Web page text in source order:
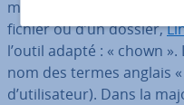
modifier ou si vous
fichier ou d’un dossier,
l’outil adapté : « chown
nom des termes anglais «
d’uti­li­sa­teur). Dans la